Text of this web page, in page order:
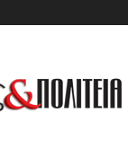
και
Πολιτεία
Βύρωνας